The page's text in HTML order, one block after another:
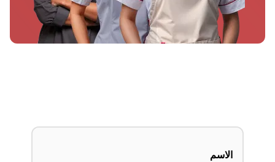
الاسم